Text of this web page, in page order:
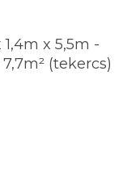
x 5,5m -
(tekercs)